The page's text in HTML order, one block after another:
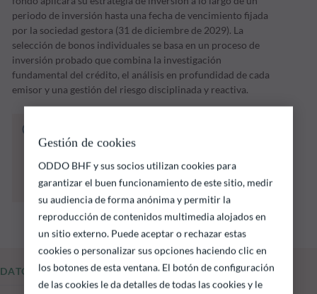
periodo de inversión hasta una fecha de vencimiento fijada
por la sociedad gestora (31 de diciembre de 2029). La
selección de bonos individuales se basa en un proceso de
inversión probado que combina la investigación
fundamental del crédito, el análisis en profundidad de cada
emisor y una gestión del riesgo disciplinada y reactiva.
un riesgo de pérdida de capital.
resultados futuros y no son constantes en el
tiempo
DATOS FUNDAMENTALES
Gestión de cookies
ODDO BHF y sus socios utilizan cookies para
garantizar el buen funcionamiento de este sitio, medir
su audiencia de forma anónima y permitir la
reproducción de contenidos multimedia alojados en
un sitio externo. Puede aceptar o rechazar estas
cookies o personalizar sus opciones haciendo clic en
los botones de esta ventana. El botón de configuración
de las cookies le da detalles de todas las cookies y le